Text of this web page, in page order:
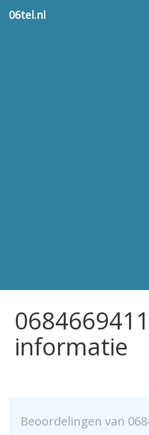
06tel.nl
0684669411
informatie
Beoordelingen van